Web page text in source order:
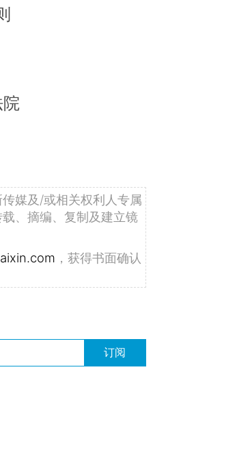
媒及/或相关权利人专属
、摘编、复制及建立镜
，获得书面确认
订阅